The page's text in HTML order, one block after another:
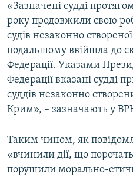
«Зазначені судді
року продовжили свою
судів незаконно
подальшому ввійшла до
Федерації. Указами
Федерації вказані судді
суддів незаконно
Крим», – зазначають у
Таким чином, як
«вчинили дії, що
порушили морально-